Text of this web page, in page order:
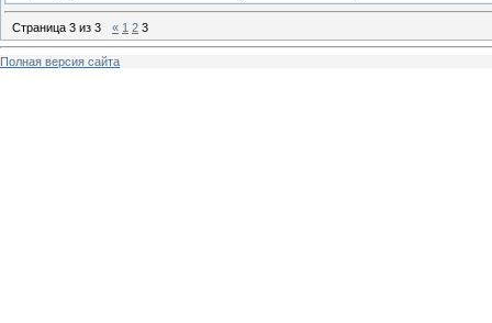
Страница 3 из 3 « 1 2 3
Полная версия сайта